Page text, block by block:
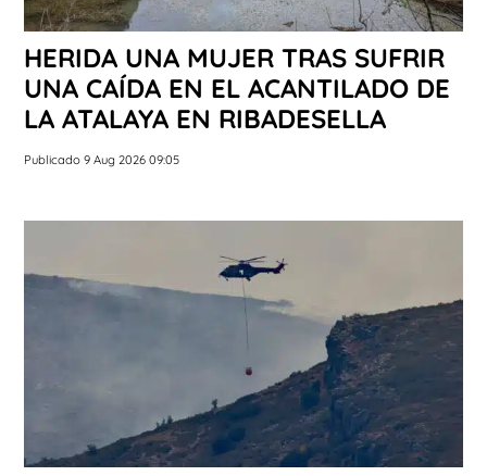
HERIDA UNA MUJER TRAS SUFRIR
UNA CAÍDA EN EL ACANTILADO DE
LA ATALAYA EN RIBADESELLA
Publicado 9 Aug 2026 09:05